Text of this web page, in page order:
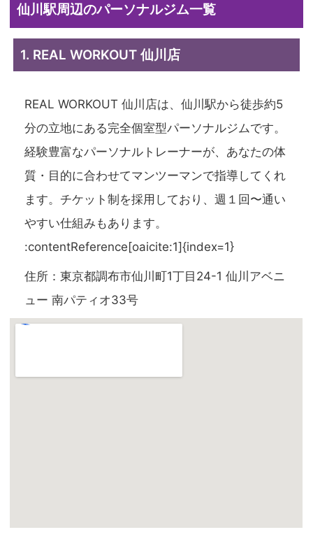
仙川駅周辺のパーソナルジム一覧
1. REAL WORKOUT 仙川店
REAL WORKOUT 仙川店は、仙川駅から徒歩約5
分の立地にある完全個室型パーソナルジムです。
経験豊富なパーソナルトレーナーが、あなたの体
質・目的に合わせてマンツーマンで指導してくれ
ます。チケット制を採用しており、週１回〜通い
やすい仕組みもあります。
:contentReference[oaicite:1]{index=1}
住所：東京都調布市仙川町1丁目24-1 仙川アベニ
ュー 南パティオ33号